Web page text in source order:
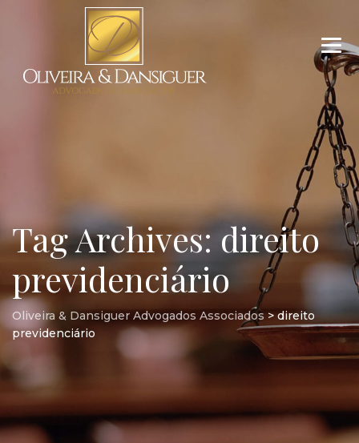
Tag Archives: direito
previdenciário
Oliveira & Dansiguer Advogados Associados>direito
previdenciário